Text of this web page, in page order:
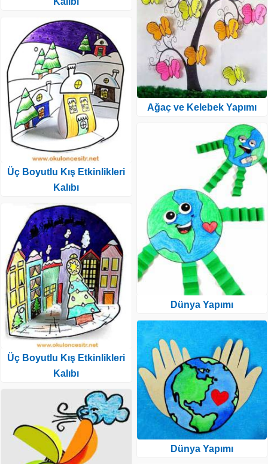
Üç Boyutlu Kış Etkinlikleri
Kalıbı
Üç Boyutlu Kış Etkinlikleri
Kalıbı
Ağaç ve Kelebek Yapımı
Dünya Yapımı
Dünya Yapımı